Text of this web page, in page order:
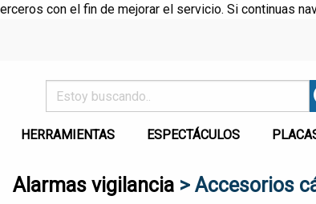
con el fin de mejorar el servicio. Si continuas
HERRAMIENTAS ESPECTÁCULOS
Alarmas vigilancia> Accesorios